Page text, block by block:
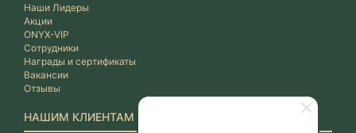
Наши Лидеры
Акции
ONYX-VIP
Сотрудники
Награды и сертификаты
Вакансии
Отзывы
НАШИМ КЛИЕНТАМ